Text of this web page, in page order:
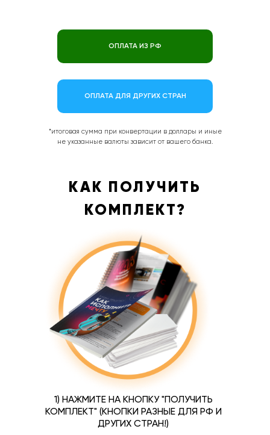
*итоговая сумма при конвертации в доллары и иные
не указанные валюты зависит от вашего банка.
ОПЛАТА ДЛЯ ДРУГИХ СТРАН
ОПЛАТА ИЗ РФ
1) НАЖМИТЕ НА КНОПКУ "ПОЛУЧИТЬ
КОМПЛЕКТ" (КНОПКИ РАЗНЫЕ ДЛЯ РФ И
ДРУГИХ СТРАН!)
КАК ПОЛУЧИТЬ
КОМПЛЕКТ?